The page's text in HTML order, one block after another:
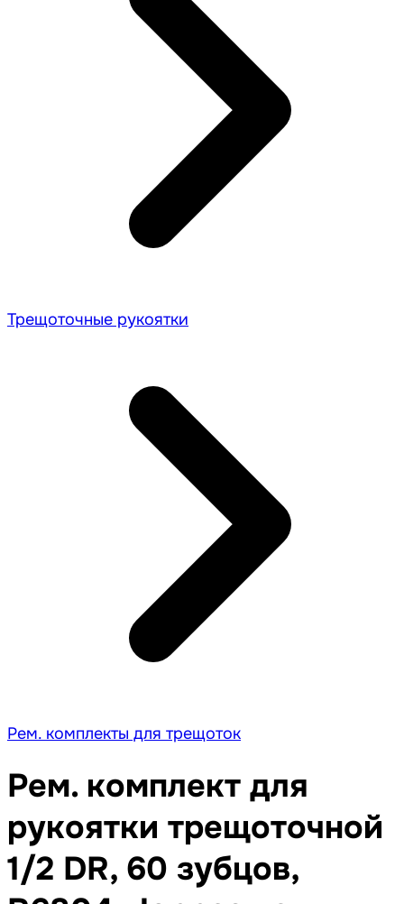
Трещоточные рукоятки
Рем. комплекты для трещоток
Рем. комплект для
рукоятки трещоточной
1/2 DR, 60 зубцов,